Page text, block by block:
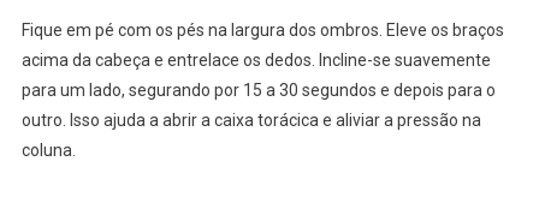
Fique em pé com os pés na largura dos ombros. Eleve os braços
acima da cabeça e entrelace os dedos. Incline-se suavemente
para um lado, segurando por 15 a 30 segundos e depois para o
outro. Isso ajuda a abrir a caixa torácica e aliviar a pressão na
coluna.